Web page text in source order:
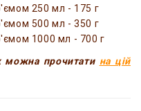
250 мл - 175 г
500 мл - 350 г
1000 мл - 700 г
можна прочитати на цій